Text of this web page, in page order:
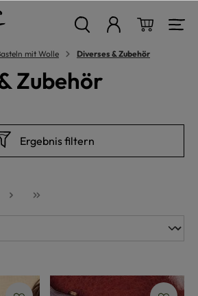
mit Wolle Diverses & Zubehör
Zubehör
Ergebnis filtern